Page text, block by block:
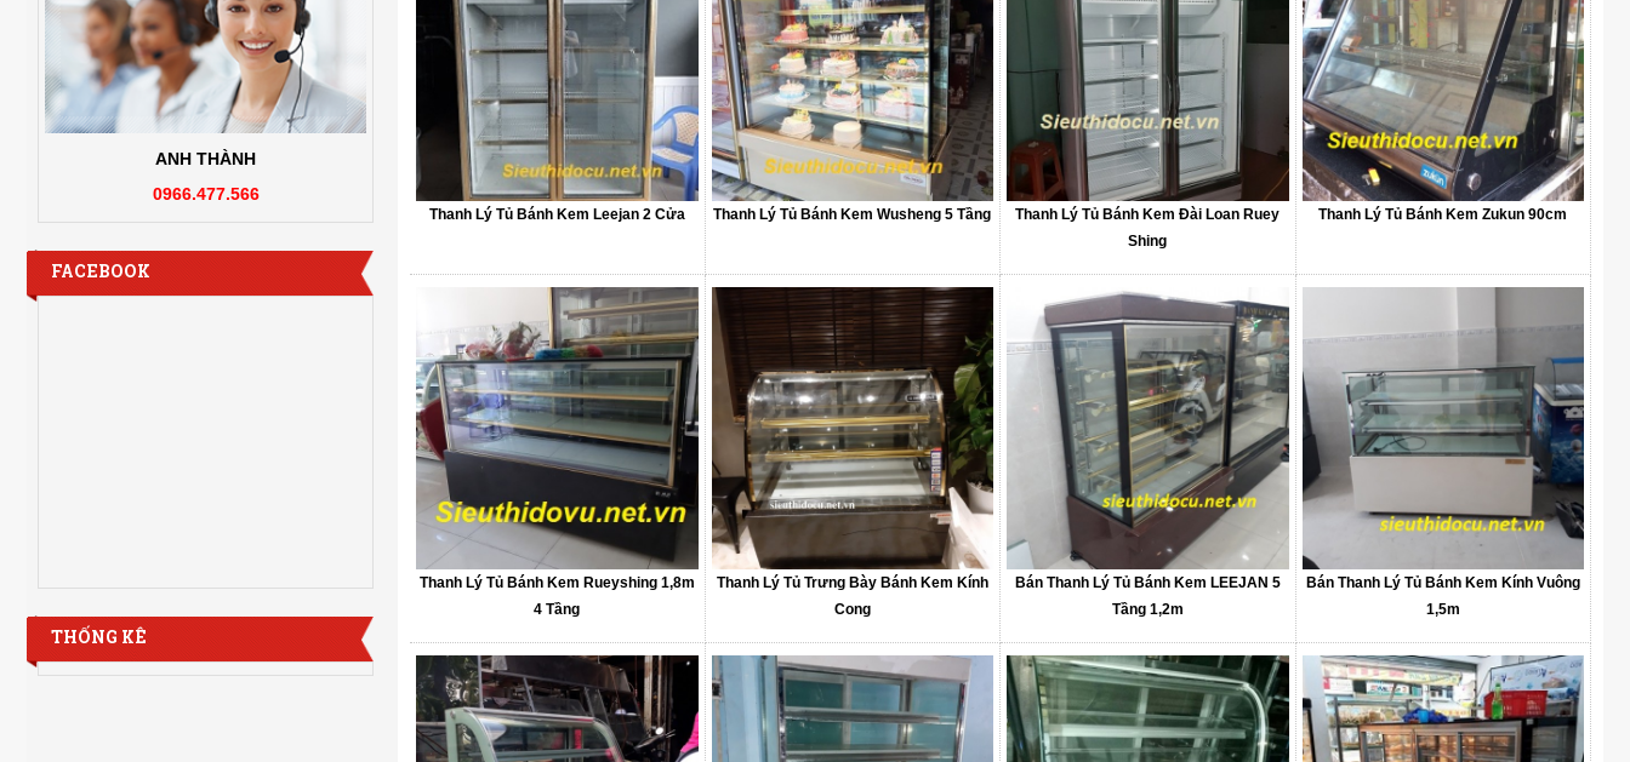
ANH THÀNH
0966.477.566
FACEBOOK
THỐNG KÊ
Thanh Lý Tủ Bánh Kem Leejan 2 Cửa Thanh Lý Tủ Bánh Kem Wusheng 5 Tầng
Thanh Lý Tủ Bánh Kem Đài Loan Ruey
Shing
Thanh Lý Tủ Bánh Kem Zukun 90cm
Thanh Lý Tủ Bánh Kem Rueyshing 1,8m
4 Tầng
Thanh Lý Tủ Trưng Bày Bánh Kem Kính
Cong
Bán Thanh Lý Tủ Bánh Kem LEEJAN 5
Tầng 1,2m
Bán Thanh Lý Tủ Bánh Kem Kính Vuông
1,5m